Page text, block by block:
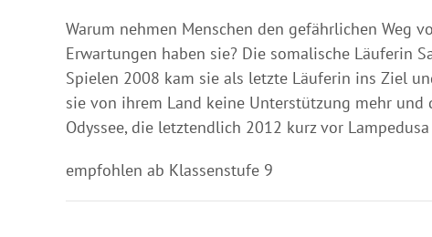
Warum nehmen Menschen den gefährlichen Weg
Erwartungen haben sie? Die somalische Läuferin
Spielen 2008 kam sie als letzte Läuferin ins Ziel
sie von ihrem Land keine Unterstützung mehr
Odyssee, die letztendlich 2012 kurz vor
empfohlen ab Klassenstufe 9